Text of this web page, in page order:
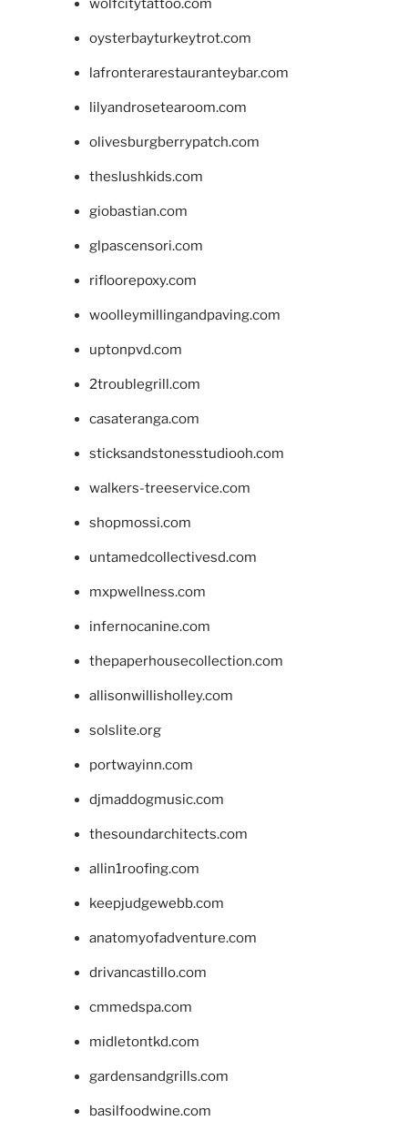
wolfcitytattoo.com
oysterbayturkeytrot.com
lafronterarestauranteybar.com
lilyandrosetearoom.com
olivesburgberrypatch.com
theslushkids.com
giobastian.com
glpascensori.com
rifloorepoxy.com
woolleymillingandpaving.com
uptonpvd.com
2troublegrill.com
casateranga.com
sticksandstonesstudiooh.com
walkers-treeservice.com
shopmossi.com
untamedcollectivesd.com
mxpwellness.com
infernocanine.com
thepaperhousecollection.com
allisonwillisholley.com
solslite.org
portwayinn.com
djmaddogmusic.com
thesoundarchitects.com
allin1roofing.com
keepjudgewebb.com
anatomyofadventure.com
drivancastillo.com
cmmedspa.com
midletontkd.com
gardensandgrills.com
basilfoodwine.com